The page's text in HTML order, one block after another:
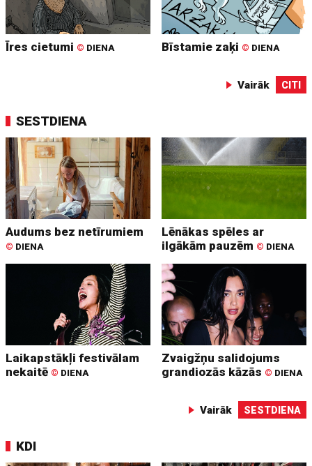
Īres cietumi © DIENA Bīstamie zaķi © DIENA
Vairāk CITI
SESTDIENA
Audums bez netīrumiem
© DIENA
Lēnākas spēles ar
ilgākām pauzēm © DIENA
Laikapstākļi festivālam
nekaitē © DIENA
Zvaigžņu salidojums
grandiozās kāzās © DIENA
Vairāk SESTDIENA
KDI